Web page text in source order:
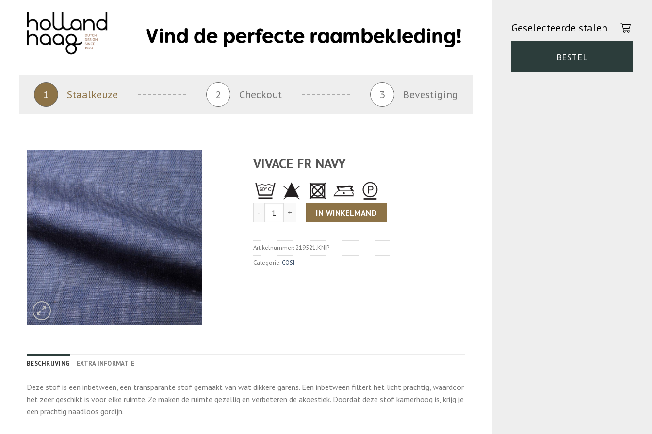
Vind de perfecte raambekleding!
1 Staalkeuze 2 Checkout 3 Bevestiging
VIVACE FR NAVY
IN WINKELMAND
Artikelnummer: 219521.KNIP
Categorie: COSI
BESCHRIJVING EXTRA INFORMATIE
Deze stof is een inbetween, een transparante stof gemaakt van wat dikkere garens. Een inbetween filtert het licht prachtig, waardoor
het zeer geschikt is voor elke ruimte. Ze maken de ruimte gezellig en verbeteren de akoestiek. Doordat deze stof kamerhoog is, krijg je
een prachtig naadloos gordijn.
Geselecteerde stalen
BESTEL